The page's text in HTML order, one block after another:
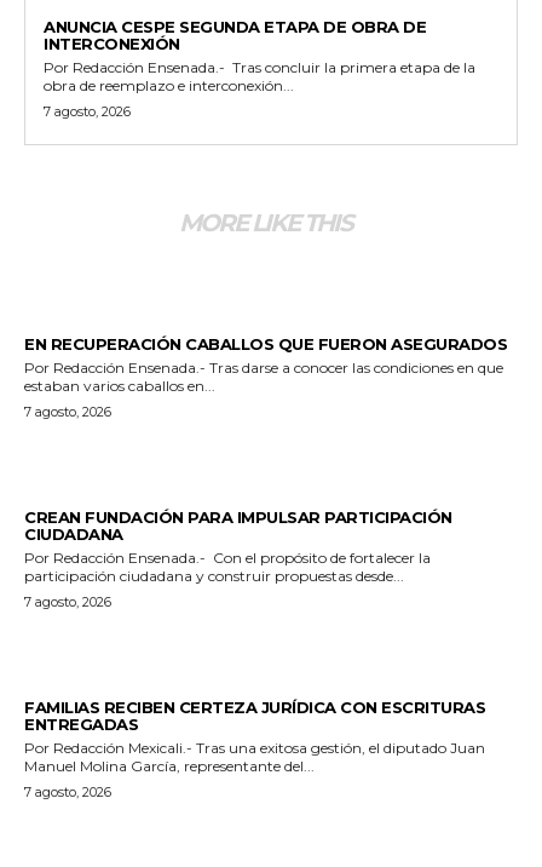
ANUNCIA CESPE SEGUNDA ETAPA DE OBRA DE
INTERCONEXIÓN
Por Redacción Ensenada.- Tras concluir la primera etapa de la
obra de reemplazo e interconexión...
7 agosto, 2026
MORE LIKE THIS
EN RECUPERACIÓN CABALLOS QUE FUERON ASEGURADOS
Por Redacción Ensenada.- Tras darse a conocer las condiciones en que
estaban varios caballos en...
7 agosto, 2026
CREAN FUNDACIÓN PARA IMPULSAR PARTICIPACIÓN
CIUDADANA
Por Redacción Ensenada.- Con el propósito de fortalecer la
participación ciudadana y construir propuestas desde...
7 agosto, 2026
FAMILIAS RECIBEN CERTEZA JURÍDICA CON ESCRITURAS
ENTREGADAS
Por Redacción Mexicali.- Tras una exitosa gestión, el diputado Juan
Manuel Molina García, representante del...
7 agosto, 2026